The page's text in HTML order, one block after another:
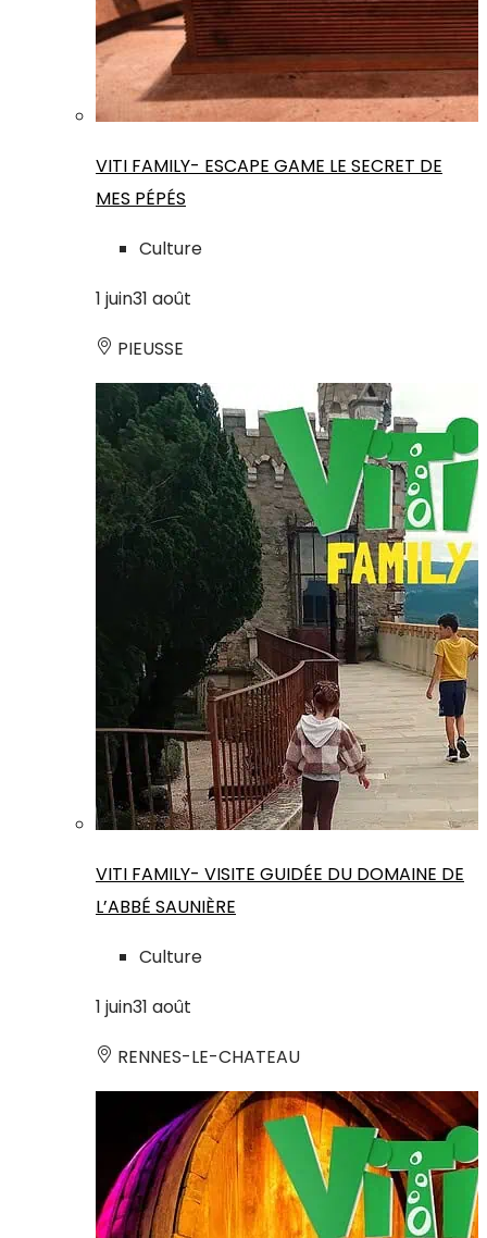
VITI FAMILY- ESCAPE GAME LE SECRET DE
MES PÉPÉS
Culture
1 juin31 août
PIEUSSE
VITI FAMILY- VISITE GUIDÉE DU DOMAINE DE
L’ABBÉ SAUNIÈRE
Culture
1 juin31 août
RENNES-LE-CHATEAU